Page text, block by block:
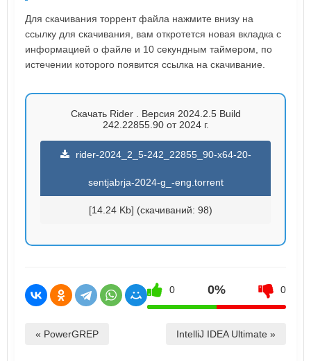
Для скачивания торрент файла нажмите внизу на
ссылку для скачивания, вам откротется новая вкладка с
информацией о файле и 10 секундным таймером, по
истечении которого появится ссылка на скачивание.
Скачать Rider . Версия 2024.2.5 Build
242.22855.90 от 2024 г.
rider-2024_2_5-242_22855_90-x64-20-
sentjabrja-2024-g_-eng.torrent
[14.24 Kb] (cкачиваний: 98)
0 0% 0
« PowerGREP IntelliJ IDEA Ultimate »